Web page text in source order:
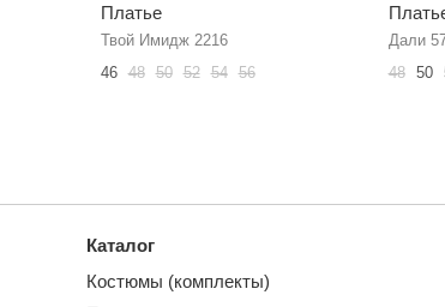
Платье
Твой Имидж 2216
46 48 50 52 54 56
Дали
48
50
Каталог
Костюмы (комплекты)